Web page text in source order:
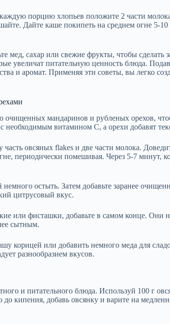
порцию хлопьев положите 2 части
Дайте каше покипеть на среднем огне 5-
мед, сахар или свежие фрукты, чтобы сделать
увеличат питательную ценность блюда.
и аромат. Применяя эти советы, вы легко
очищенных мандаринов и рубленых орехов,
необходимым витамином C, а орехи добавят
часть овсяных flakes и две части молока.
периодически помешивая. Через 5-7 минут,
остыть. Затем добавьте заранее
цитрусовый вкус.
или фисташки, добавьте в самом конце. Они
сытным.
корицей или добавить немного меда для
разнообразием вкусов.
и питательного блюда. Используй 100 г
кипения, добавь овсянку и варите на